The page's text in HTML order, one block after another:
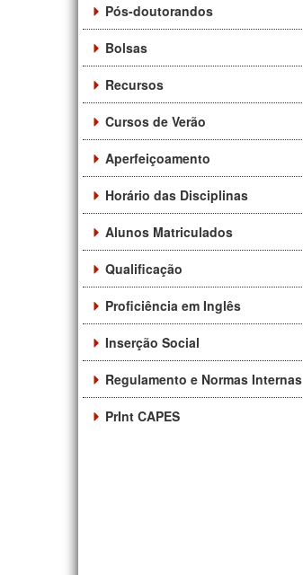
Pós-doutorandos
Bolsas
Recursos
Cursos de Verão
Aperfeiçoamento
Horário das Disciplinas
Alunos Matriculados
Qualificação
Proficiência em Inglês
Inserção Social
Regulamento e Normas Internas
PrInt CAPES